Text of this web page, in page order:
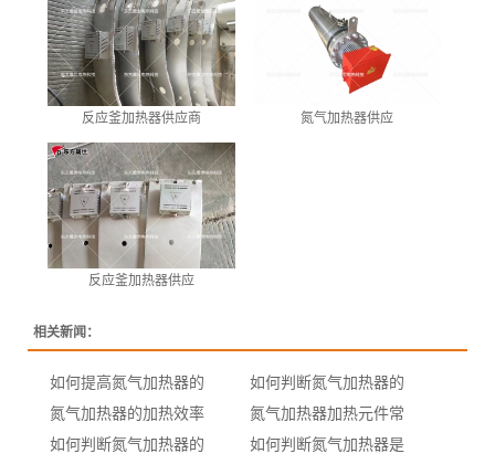
反应釜加热器供应商 氮气加热器供应
反应釜加热器供应
相关新闻：
如何提高氮气加热器的
如何判断氮气加热器的
氮气加热器的加热效率
氮气加热器加热元件常
如何判断氮气加热器的
如何判断氮气加热器是